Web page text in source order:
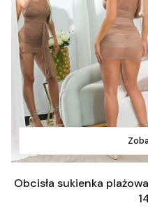
Obcisła sukienka